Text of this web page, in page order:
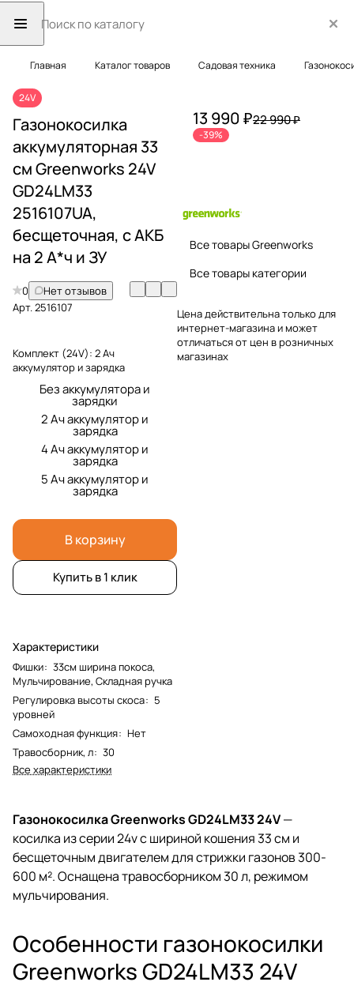
Главная Каталог товаров Садовая техника
24V
Газонокосилка
аккумуляторная 33
см Greenworks 24V
GD24LM33
2516107UA,
бесщеточная, с АКБ
на 2 А*ч и ЗУ
0
Нет отзывов
Арт.2516107
Комплект (24V): 2 Ач
аккумулятор и зарядка
Без аккумулятора и
зарядки
2 Ач аккумулятор и
зарядка
4 Ач аккумулятор и
зарядка
5 Ач аккумулятор и
зарядка
В корзину
Купить в 1 клик
Характеристики
Фишки: 33см ширина покоса,
Мульчирование, Складная ручка
Регулировка высоты скоса: 5
уровней
Самоходная функция: Нет
Травосборник, л: 30
Все характеристики
13 990 ₽22 990 ₽
-39%
Все товары Greenworks
Все товары категории
Цена действительна только для
интернет-магазина и может
отличаться от цен в розничных
магазинах
Газонокосилка Greenworks GD24LM33 24V—
косилка из серии 24v с шириной кошения 33 см и
бесщеточным двигателем для стрижки газонов 300-
600 м². Оснащена травосборником 30 л, режимом
мульчирования.
Особенности газонокосилки
Greenworks GD24LM33 24V